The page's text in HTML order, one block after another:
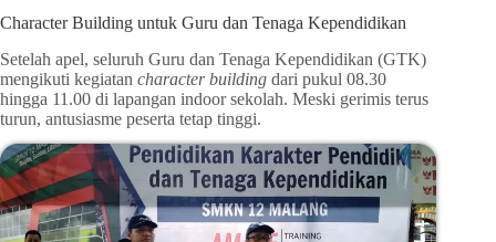
Character Building untuk Guru dan Tenaga Kependidikan
Setelah apel, seluruh Guru dan Tenaga Kependidikan (GTK)
mengikuti kegiatan character building dari pukul 08.30
hingga 11.00 di lapangan indoor sekolah. Meski gerimis terus
turun, antusiasme peserta tetap tinggi.